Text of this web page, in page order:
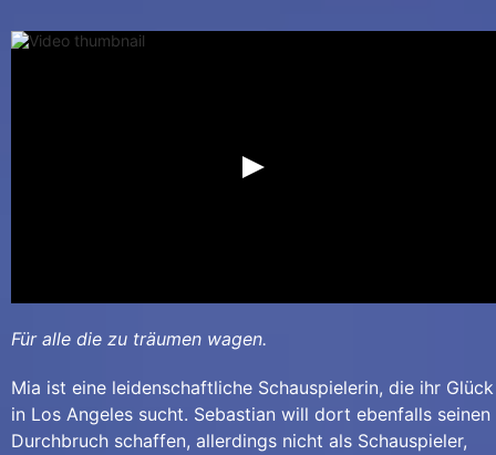
Für alle die zu träumen wagen.
Mia ist eine leidenschaftliche Schauspielerin, die ihr Glück
in Los Angeles sucht. Sebastian will dort ebenfalls seinen
Durchbruch schaffen, allerdings nicht als Schauspieler,